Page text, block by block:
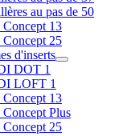
au pas de 50
13
25
d'inserts
DOT 1
LOFT 1
13
Plus
25